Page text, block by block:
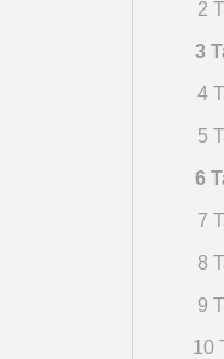
2
3
4
5
6
7
8
9
10